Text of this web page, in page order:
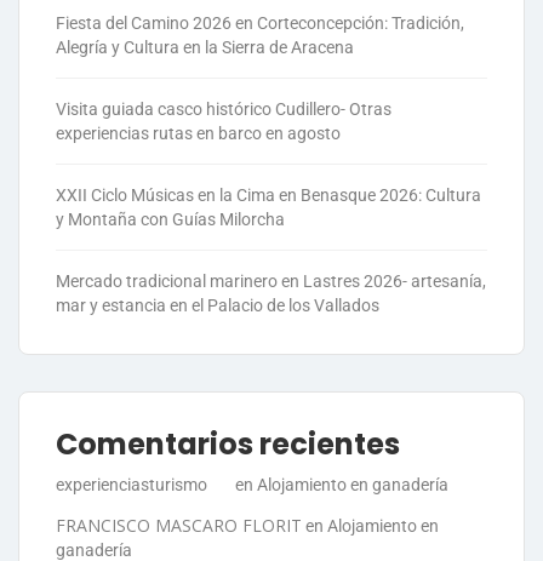
Fiesta del Camino 2026 en Corteconcepción: Tradición,
Alegría y Cultura en la Sierra de Aracena
Visita guiada casco histórico Cudillero- Otras
experiencias rutas en barco en agosto
XXII Ciclo Músicas en la Cima en Benasque 2026: Cultura
y Montaña con Guías Milorcha
Mercado tradicional marinero en Lastres 2026- artesanía,
mar y estancia en el Palacio de los Vallados
Comentarios recientes
experienciasturismo en Alojamiento en ganadería
FRANCISCO MASCARO FLORIT en Alojamiento en
ganadería